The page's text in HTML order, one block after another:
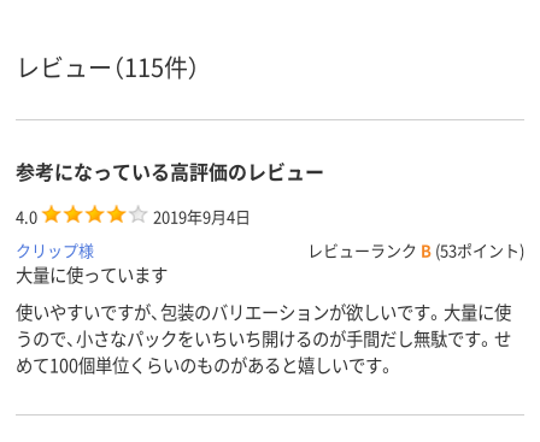
スコア
40 45
レビュー（115件）
参考になっている高評価のレビュー
4.0
2019年9月4日
クリップ様
レビューランク B (53ポイント)
大量に使っています
使いやすいですが、包装のバリエーションが欲しいです。大量に使
うので、小さなパックをいちいち開けるのが手間だし無駄です。せ
めて100個単位くらいのものがあると嬉しいです。